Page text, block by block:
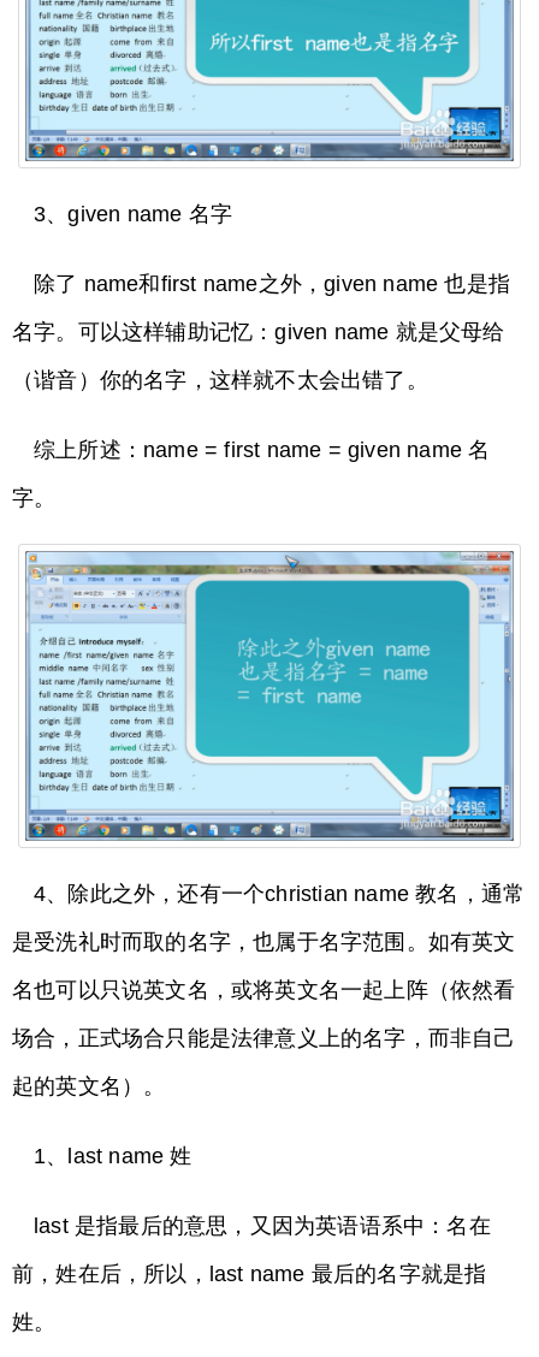
3、given name 名字
除了 name和first name之外，given name 也是指
名字。可以这样辅助记忆：given name 就是父母给
（谐音）你的名字，这样就不太会出错了。
综上所述：name = first name = given name 名
字。
4、除此之外，还有一个christian name 教名，通常
是受洗礼时而取的名字，也属于名字范围。如有英文
名也可以只说英文名，或将英文名一起上阵（依然看
场合，正式场合只能是法律意义上的名字，而非自己
起的英文名）。
1、last name 姓
last 是指最后的意思，又因为英语语系中：名在
前，姓在后，所以，last name 最后的名字就是指
姓。